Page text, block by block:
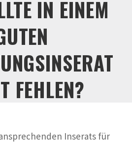
IN EINEM
FEHLEN?
Inserats für